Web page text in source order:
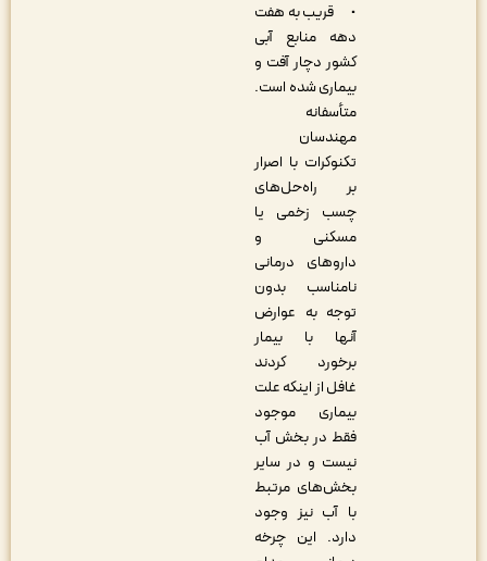
• قریب به هفت
دهه منابع آبی
کشور دچار آفت و
بیماری شده است.
متأسفانه
مهندسان
تکنوکرات با اصرار
بر راه‌حل‌های
چسب زخمی یا
مسکنی و
داروهای درمانی
نامناسب بدون
توجه به عوارض
آنها با بیمار
برخورد کردند
غافل از اینکه علت
بیماری موجود
فقط در بخش آب
نیست و در سایر
بخش‌های مرتبط
با آب نیز وجود
دارد. این چرخه